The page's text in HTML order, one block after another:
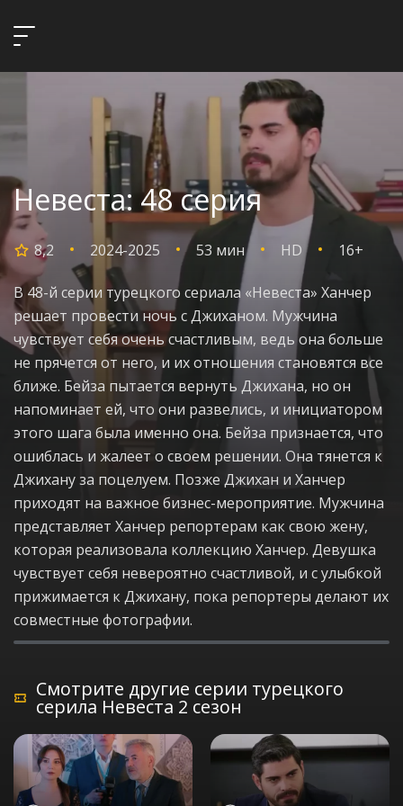
Невеста: 48 серия
8,2 2024-2025 53 мин HD 16+
В 48-й серии турецкого сериала «Невеста» Ханчер
решает провести ночь с Джиханом. Мужчина
чувствует себя очень счастливым, ведь она больше
не прячется от него, и их отношения становятся все
ближе. Бейза пытается вернуть Джихана, но он
напоминает ей, что они развелись, и инициатором
этого шага была именно она. Бейза признается, что
ошиблась и жалеет о своем решении. Она тянется к
Джихану за поцелуем. Позже Джихан и Ханчер
приходят на важное бизнес-мероприятие. Мужчина
представляет Ханчер репортерам как свою жену,
которая реализовала коллекцию Ханчер. Девушка
чувствует себя невероятно счастливой, и с улыбкой
прижимается к Джихану, пока репортеры делают их
совместные фотографии.
Смотрите другие серии турецкого
серила Невеста 2 сезон